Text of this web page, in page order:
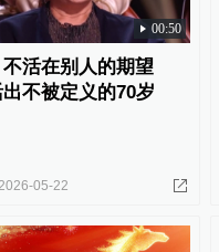
00:50
活在别人的期望
不被定义的70岁
05-22